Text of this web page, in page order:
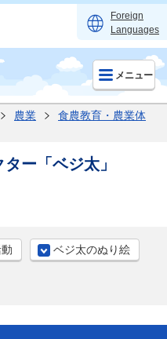
Foreign
Languages
メニュー
農業
食農教育・農業体
ー「ベジ太」
ベジ太のぬり絵